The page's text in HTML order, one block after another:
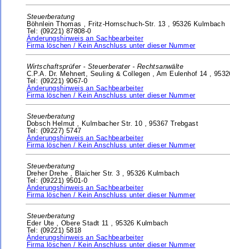
Steuerberatung
Böhnlein Thomas , Fritz-Hornschuch-Str. 13 , 95326 Kulmbach
Tel: (09221) 87808-0
Änderungshinweis an Sachbearbeiter
Firma löschen / Kein Anschluss unter dieser Nummer
Wirtschaftsprüfer - Steuerberater - Rechtsanwälte
C.P.A. Dr. Mehnert, Seuling & Collegen , Am Eulenhof 14 ,
Tel: (09221) 9067-0
Änderungshinweis an Sachbearbeiter
Firma löschen / Kein Anschluss unter dieser Nummer
Steuerberatung
Dobsch Helmut , Kulmbacher Str. 10 ,95367 Trebgast
Tel: (09227) 5747
Änderungshinweis an Sachbearbeiter
Firma löschen / Kein Anschluss unter dieser Nummer
Steuerberatung
Dreher Drehe , Blaicher Str. 3 , 95326 Kulmbach
Tel: (09221) 9501-0
Änderungshinweis an Sachbearbeiter
Firma löschen / Kein Anschluss unter dieser Nummer
Steuerberatung
Eder Ute , Obere Stadt 11 , 95326 Kulmbach
Tel: (09221) 5818
Änderungshinweis an Sachbearbeiter
Firma löschen / Kein Anschluss unter dieser Nummer